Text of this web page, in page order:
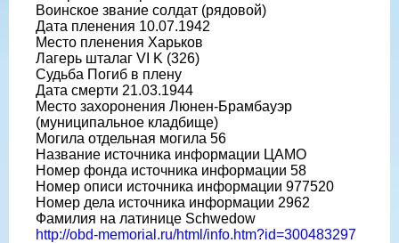
Воинское звание солдат (рядовой)
Дата пленения 10.07.1942
Место пленения Харьков
Лагерь шталаг VI K (326)
Судьба Погиб в плену
Дата смерти 21.03.1944
Место захоронения Люнен-Брамбауэр
(муниципальное кладбище)
Могила отдельная могила 56
Название источника информации ЦАМО
Номер фонда источника информации 58
Номер описи источника информации 977520
Номер дела источника информации 2962
Фамилия на латинице Schwedow
http://obd-memorial.ru/html/info.htm?id=300483297